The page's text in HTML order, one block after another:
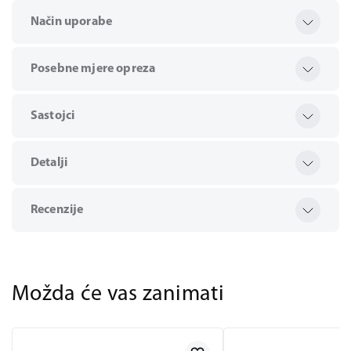
Način uporabe
Posebne mjere opreza
Sastojci
Detalji
Recenzije
Možda će vas zanimati